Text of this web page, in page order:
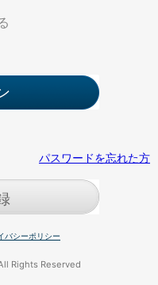
パスワードを忘れた方
バシーポリシー
Rights Reserved